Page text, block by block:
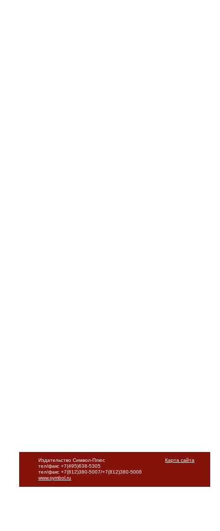
Карта сайта
Издательство Символ-Плюс
тел/факс +7(495)638-5305
тел/факс +7(812)380-5007/+7(812)380-5008
www.symbol.ru